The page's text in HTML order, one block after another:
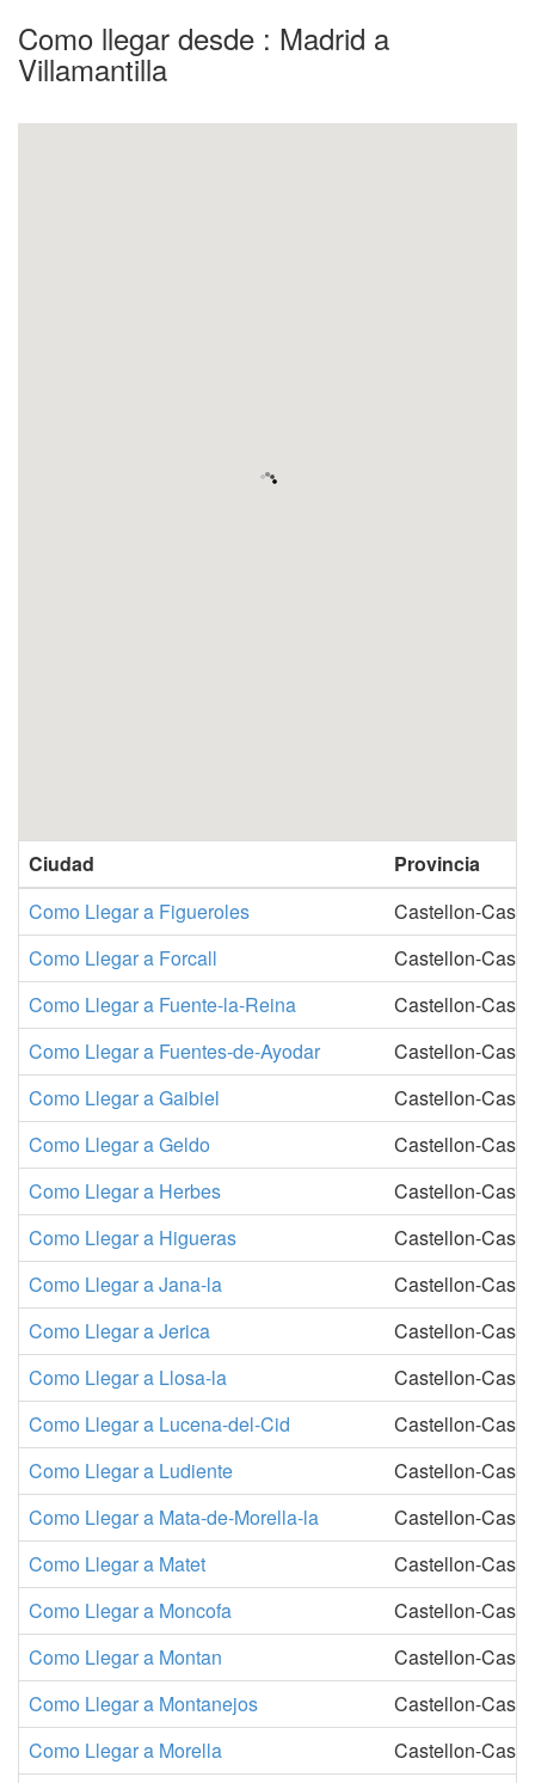
Como llegar desde : Madrid a
Villamantilla
Ciudad
Provincia
Como Llegar a Figueroles
Castellon-
Como Llegar a Forcall
Castellon-
Como Llegar a Fuente-la-Reina
Castellon-
Como Llegar a Fuentes-de-Ayodar
Castellon-
Como Llegar a Gaibiel
Castellon-
Como Llegar a Geldo
Castellon-
Como Llegar a Herbes
Castellon-
Como Llegar a Higueras
Castellon-
Como Llegar a Jana-la
Castellon-
Como Llegar a Jerica
Castellon-
Como Llegar a Llosa-la
Castellon-
Como Llegar a Lucena-del-Cid
Castellon-
Como Llegar a Ludiente
Castellon-
Como Llegar a Mata-de-Morella-la
Castellon-
Como Llegar a Matet
Castellon-
Como Llegar a Moncofa
Castellon-
Como Llegar a Montan
Castellon-
Como Llegar a Montanejos
Castellon-
Como Llegar a Morella
Castellon-